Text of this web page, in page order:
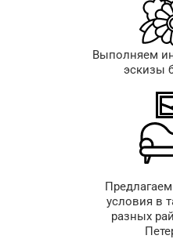
Выполняем
эскизы
условия в
разных